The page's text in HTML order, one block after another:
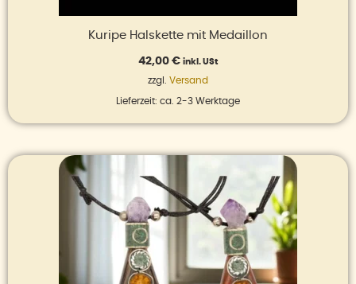
Kuripe Halskette mit Medaillon
42,00 € inkl. USt
zzgl. Versand
Lieferzeit: ca. 2-3 Werktage